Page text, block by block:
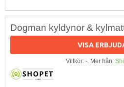
Dogman kyldynor &
VISA
Villkor: -. Mer från: